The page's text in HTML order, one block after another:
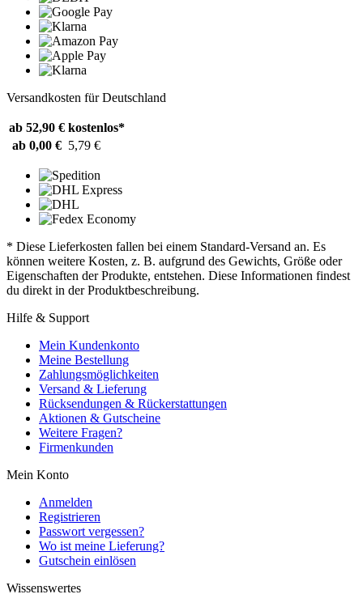
Versandkosten für Deutschland
ab 52,90 € kostenlos*
ab 0,00 € 5,79 €
* Diese Lieferkosten fallen bei einem Standard-Versand an. Es
können weitere Kosten, z. B. aufgrund des Gewichts, Größe oder
Eigenschaften der Produkte, entstehen. Diese Informationen findest
du direkt in der Produktbeschreibung.
Hilfe & Support
Mein Kundenkonto
Meine Bestellung
Zahlungsmöglichkeiten
Versand & Lieferung
Rücksendungen & Rückerstattungen
Aktionen & Gutscheine
Weitere Fragen?
Firmenkunden
Mein Konto
Anmelden
Registrieren
Passwort vergessen?
Wo ist meine Lieferung?
Gutschein einlösen
Wissenswertes